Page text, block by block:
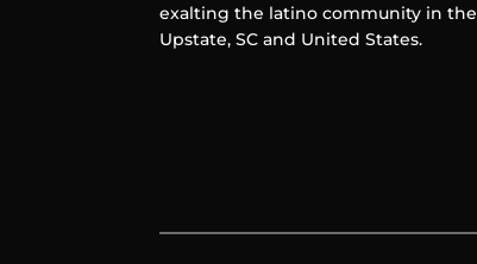
exalting the latino community in the
Upstate, SC and United States.